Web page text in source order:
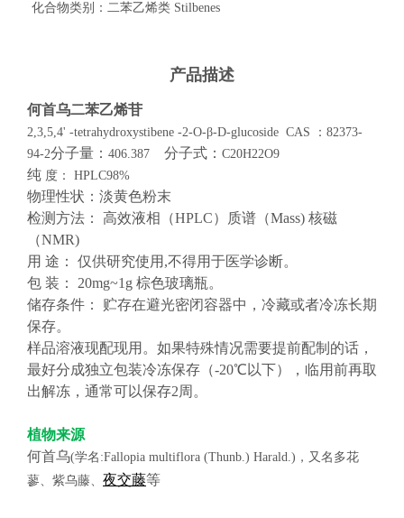
化合物类别： 二苯乙烯类 Stilbenes
产品描述
何首乌二苯乙烯苷
2,3,5,4' -tetrahydroxystibene -2-O-β-D-glucoside CAS ： 82373-
94-2分子量： 406.387 分子式： C20H22O9
纯 度： HPLC98%
物理性状：淡黄色粉末
检测方法： 高效液相（HPLC）质谱（Mass) 核磁
（NMR)
用 途： 仅供研究使用,不得用于医学诊断。
包 装： 20mg~1g 棕色玻璃瓶。
储存条件： 贮存在避光密闭容器中，冷藏或者冷冻长期
保存。
样品溶液现配现用。如果特殊情况需要提前配制的话，
最好分成独立包装冷冻保存（-20℃以下），临用前再取
出解冻，通常可以保存2周。
植物来源
何首乌(学名:Fallopia multiflora (Thunb.) Harald.)，又名多花
蓼、紫乌藤、 夜交藤等